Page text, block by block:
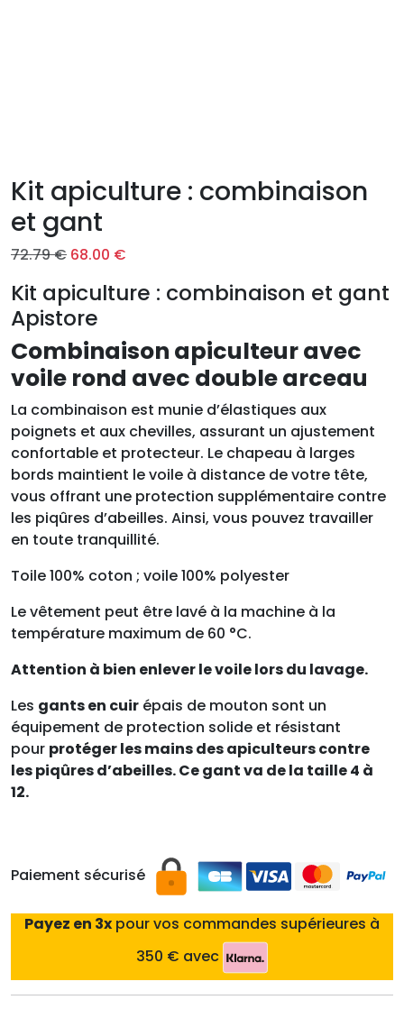
Kit apiculture : combinaison
et gant
72.79€ L
p
r
i
x
n
i
t
i
a
l
é
a
t
:
2
.
7
9
68.00 €
p
i
x
a
c
t
u
e
l
e
s
6
8
.
0
€
.
Kit apiculture : combinaison et gant
Apistore
Combinaison apiculteur avec
voile rond avec double arceau
La combinaison est munie d’élastiques aux
poignets et aux chevilles, assurant un ajustement
confortable et protecteur. Le chapeau à larges
bords maintient le voile à distance de votre tête,
vous offrant une protection supplémentaire contre
les piqûres d’abeilles. Ainsi, vous pouvez travailler
en toute tranquillité.
Toile 100% coton ; voile 100% polyester
Le vêtement peut être lavé à la machine à la
température maximum de 60 °C.
Attention à bien enlever le voile lors du lavage.
Les gants en cuir épais de mouton sont un
équipement de protection solide et résistant
pour protéger les mains des apiculteurs contre
les piqûres d’abeilles. Ce gant va de la taille 4 à
12.
Paiement sécurisé
Payez en 3x pour vos commandes supérieures à
350 € avec